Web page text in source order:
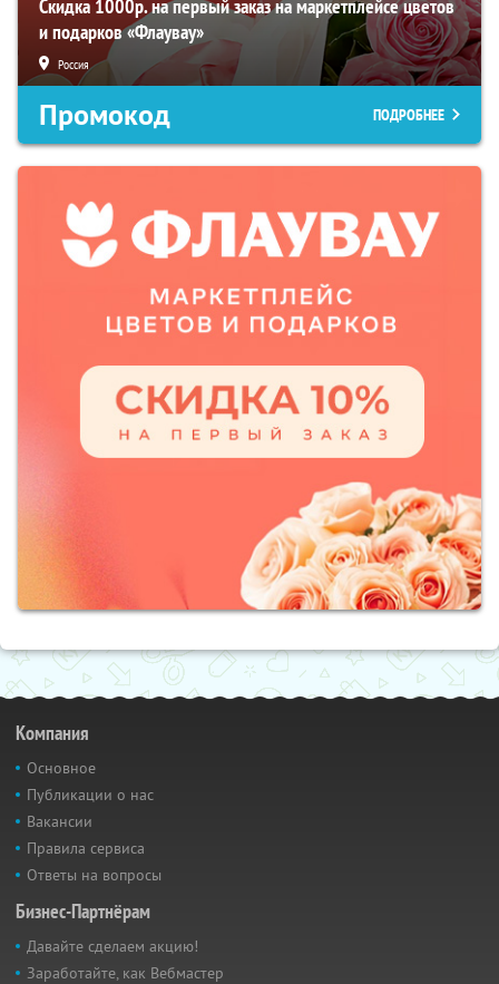
Скидка 1000р. на первый заказ на маркетплейсе цветов
и подарков «Флаувау»
Россия
Промокод ПОДРОБНЕЕ
Компания
Основное
Публикации о нас
Вакансии
Правила сервиса
Ответы на вопросы
Бизнес-Партнёрам
Давайте сделаем акцию!
Заработайте, как Вебмастер